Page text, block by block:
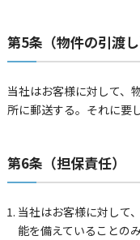
第5条（物件の引渡し
当社はお客様に対して、
所に郵送する。それに要
第6条（担保責任）
当社はお客様に対して
能を備えていることの